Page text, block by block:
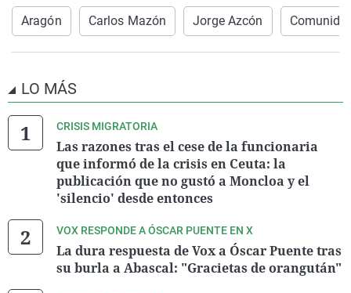
Aragón Carlos Mazón Jorge Azcón
LO MÁS
CRISIS MIGRATORIA
Las razones tras el cese de la funcionaria
que informó de la crisis en Ceuta: la
publicación que no gustó a Moncloa y el
'silencio' desde entonces
VOX RESPONDE A ÓSCAR PUENTE EN X
La dura respuesta de Vox a Óscar Puente tras
su burla a Abascal: "Gracietas de orangután"